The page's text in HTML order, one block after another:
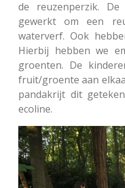
de reuzenperzik.
gewerkt om een
waterverf. Ook
Hierbij hebben we
groenten. De
fruit/groente aan
pandakrijt dit
ecoline.